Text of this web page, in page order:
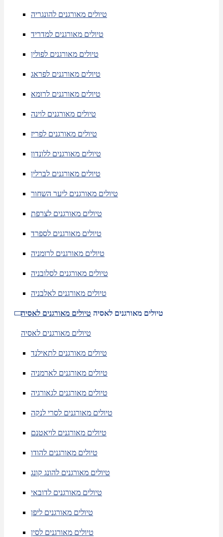
טיולים מאורגנים להונגריה
טיולים מאורגנים למדריד
טיולים מאורגנים לפולין
טיולים מאורגנים לפראג
טיולים מאורגנים לרומא
טיולים מאורגנים לוינה
טיולים מאורגנים לפריז
טיולים מאורגנים ללונדון
טיולים מאורגנים לברלין
טיולים מאורגנים ליער השחור
טיולים מאורגנים לצרפת
טיולים מאורגנים לספרד
טיולים מאורגנים לרומניה
טיולים מאורגנים לסלובניה
טיולים מאורגנים לאלבניה
טיולים מאורגנים לאסיה טיולים מאורגנים לאסיה
טיולים מאורגנים לאסיה
טיולים מאורגנים לתאילנד
טיולים מאורגנים לארמניה
טיולים מאורגנים לגאורגיה
טיולים מאורגנים לסרי לנקה
טיולים מאורגנים לויאטנם
טיולים מאורגנים להודו
טיולים מאורגנים להונג קונג
טיולים מאורגנים לדובאי
טיולים מאורגנים ליפן
טיולים מאורגנים לסין